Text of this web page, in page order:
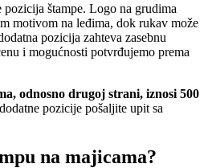
pozicija štampe. Logo na grudima
motivom na leđima, dok rukav može
pozicija zahteva zasebnu
i mogućnosti potvrđujemo prema
odnosno drugoj strani, iznosi 500
pozicije pošaljite upit sa
na majicama?